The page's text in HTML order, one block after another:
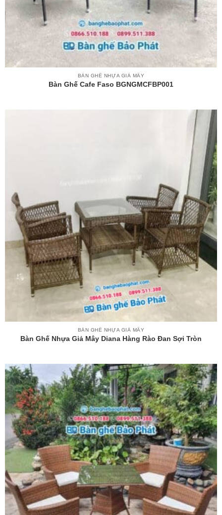
BÀN GHẾ NHỰA GIẢ MÂY
Bàn Ghế Cafe Faso BGNGMCFBP001
BÀN GHẾ NHỰA GIẢ MÂY
Bàn Ghế Nhựa Giả Mây Diana Hàng Rào Đan Sợi Tròn